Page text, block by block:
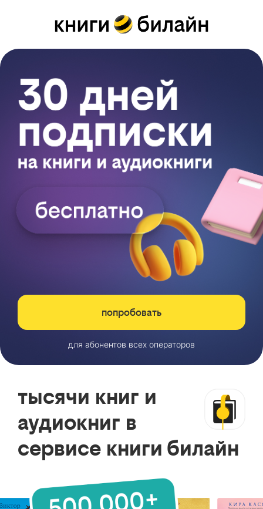
попробовать
для абонентов всех операторов
тысячи книг и
аудиокниг в
сервисе книги билайн